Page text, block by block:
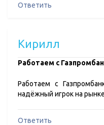
Ответить
Кирилл
​Работаем с
Работаем с
надёжный игрок на
Ответить